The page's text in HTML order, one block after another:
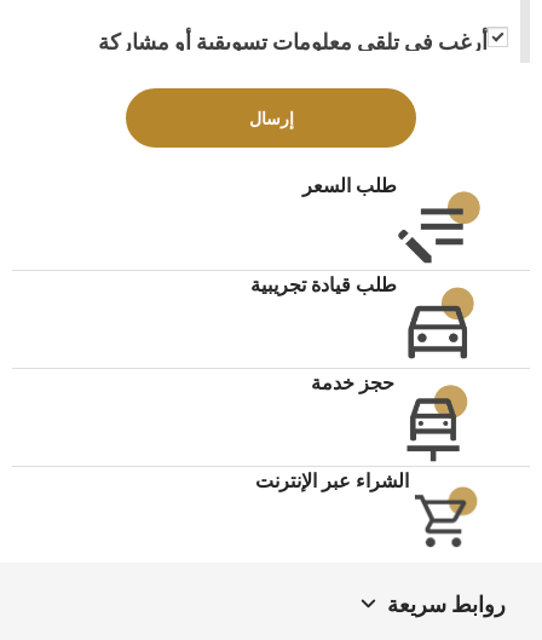
أرغب في تلقي معلومات تسويقية أو مشاركة
إرسال
طلب السعر
طلب قيادة تجريبية
حجز خدمة
الشراء عبر الإنترنت
روابط سريعة